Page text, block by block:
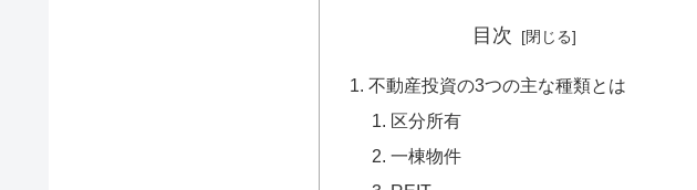
目次
不動産投資の3つの主な種類とは
区分所有
一棟物件